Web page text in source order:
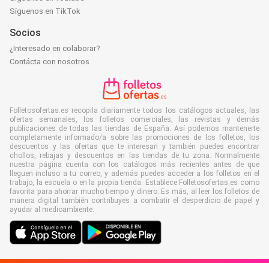
Síguenos en TikTok
Socios
¿Interesado en colaborar?
Contácta con nosotros
Folletosofertas.es recopila diariamente todos los catálogos actuales, las
ofertas semanales, los folletos comerciales, las revistas y demás
publicaciones de todas las tiendas de España. Así podemos mantenerte
completamente informado/a sobre las promociones de los folletos, los
descuentos y las ofertas que te interesan y también puedes encontrar
chollos, rebajas y descuentos en las tiendas de tu zona. Normalmente
nuestra página cuenta con los catálogos más recientes antes de que
lleguen incluso a tu correo, y además puedes acceder a los folletos en el
trabajo, la escuela o en la propia tienda. Establece Folletosofertas.es como
favorita para ahorrar mucho tiempo y dinero. Es más, al leer los folletos de
manera digital también contribuyes a combatir el desperdicio de papel y
ayudar al medioambiente.